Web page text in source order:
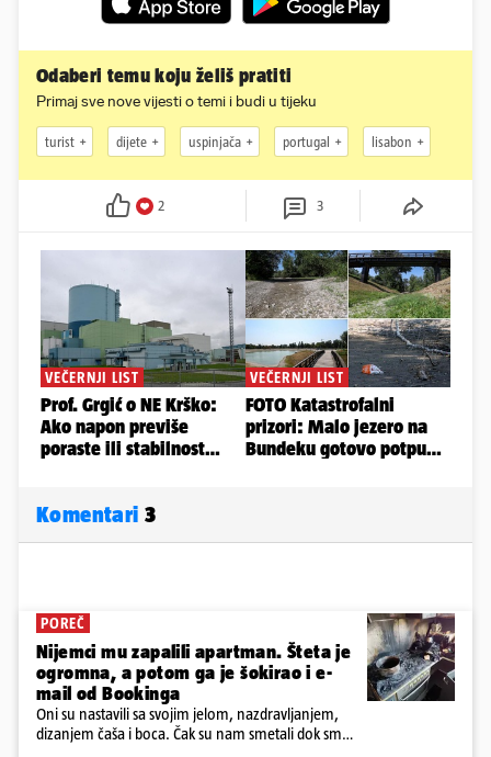
Odaberi temu koju želiš pratiti
Primaj sve nove vijesti o temi i budi u tijeku
turist dijete uspinjača portugal lisabon
2 3
Komentari 3
POREČ
Nijemci mu zapalili apartman. Šteta je
ogromna, a potom ga je šokirao i e-
mail od Bookinga
Oni su nastavili sa svojim jelom, nazdravljanjem,
dizanjem čaša i boca. Čak su nam smetali dok smo